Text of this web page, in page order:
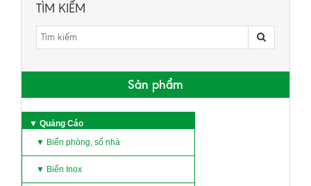
TÌM KIẾM
Sản phẩm
▼ Quảng Cáo
▼ Biển phòng, số nhà
▼ Biển Inox